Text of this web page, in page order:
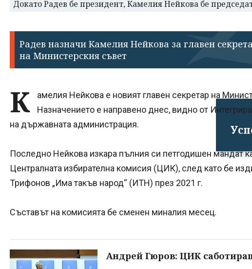
Докато Радев бе президент, Камелия Нейкова бе
Радев назначи Камелия Нейкова за главен
на Министерския съвет
К
амелия Нейкова е новият главен секретар на
Назначението е направено днес, видно от
на държавната администрация.
Последно Нейкова изкара пълния си петгодишен мандат
Централната избирателна комисия (ЦИК), след като бе
Трифонов „Има такъв народ“ (ИТН) през 2021 г.
Съставът на комисията бе сменен миналия месец.
Андрей Гюров: ЦИК